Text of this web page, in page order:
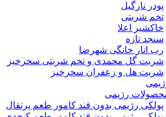
پودر نارگیل
تخم شربتی
خاکشیر اعلا
سنجد تازه
رب انار خانگی شهرضا
شربت گل محمدی و تخم شربتی سحرخیز
شربت هل و زعفران سحرخیز
رژیمی
پولکی رژیمی بدون قند کامور طعم پرتقال